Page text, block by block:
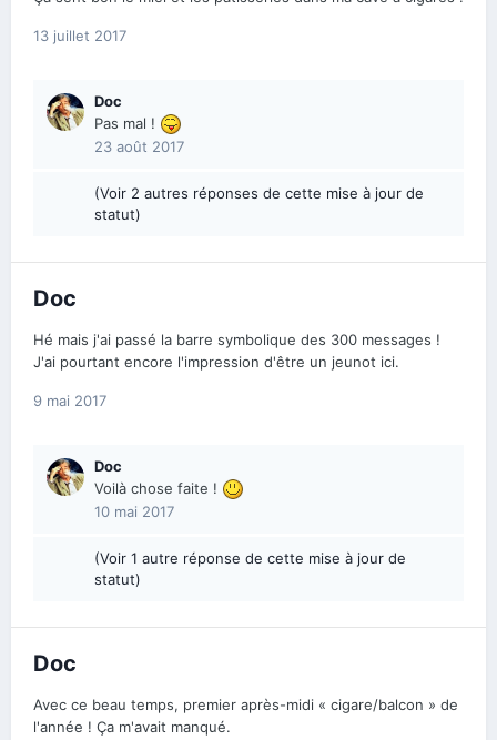
13 juillet 2017
Doc
Pas mal !
23 août 2017
(Voir 2 autres réponses de cette mise à jour de
statut)
Doc
Hé mais j'ai passé la barre symbolique des 300 messages !
J'ai pourtant encore l'impression d'être un jeunot ici.
9 mai 2017
Doc
Voilà chose faite !
10 mai 2017
(Voir 1 autre réponse de cette mise à jour de
statut)
Doc
Avec ce beau temps, premier après-midi « cigare/balcon » de
l'année ! Ça m'avait manqué.